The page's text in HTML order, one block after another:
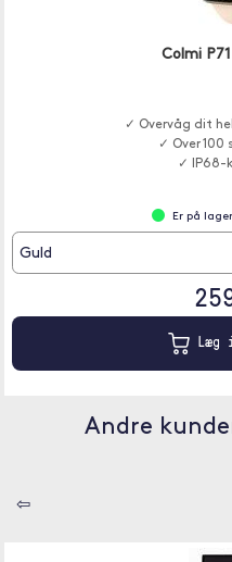
Colmi
✓ Overvåg dit
✓ Over
✓ IP68-
Er på
Guld
Læg i
Andre
⇦